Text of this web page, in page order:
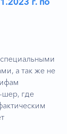
а так же не
шер, где